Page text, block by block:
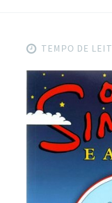
TEMPO DE